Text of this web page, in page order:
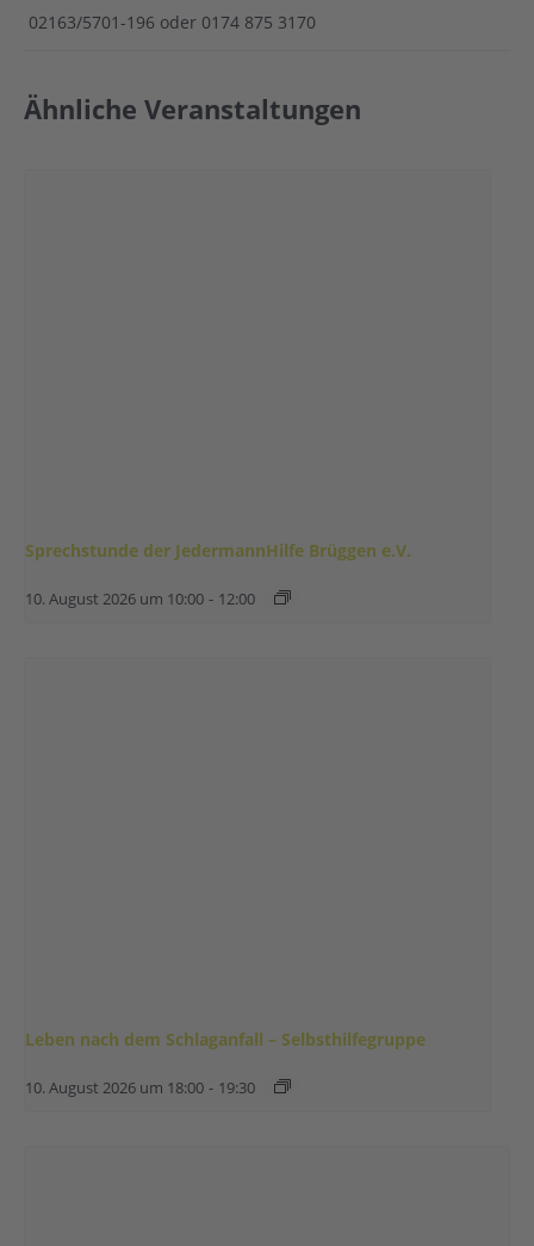
02163/5701-196 oder 0174 875 3170
Ähnliche Veranstaltungen
Sprechstunde der JedermannHilfe Brüggen e.V.
10. August 2026 um 10:00 - 12:00
Leben nach dem Schlaganfall – Selbsthilfegruppe
10. August 2026 um 18:00 - 19:30